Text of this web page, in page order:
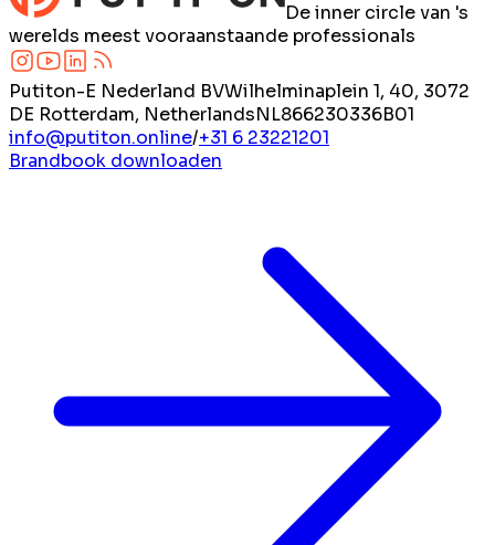
De inner circle van 's
werelds meest vooraanstaande professionals
Putiton-E Nederland BVWilhelminaplein 1, 40, 3072
DE Rotterdam, NetherlandsNL866230336B01
info@putiton.online/+31 6 23221201
Brandbook downloaden